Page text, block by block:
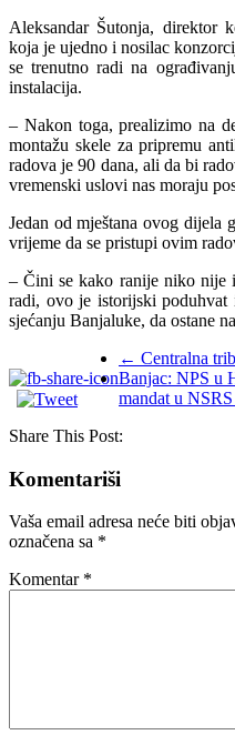
Aleksandar Šutonja, direktor
koja je ujedno i nosilac
se trenutno radi na
instalacija.
– Nakon toga, prealizimo na
montažu skele za pripremu
radova je 90 dana, ali da bi
vremenski uslovi nas moraju
Jedan od mještana ovog dijela
vrijeme da se pristupi ovim
– Čini se kako ranije niko nije
radi, ovo je istorijski poduhvat
sjećanju Banjaluke, da ostane
← Centralna
Banjac: NPS u
mandat u NSRS
Share This Post:
Komentariši
Vaša email adresa neće biti
označena sa *
Komentar *